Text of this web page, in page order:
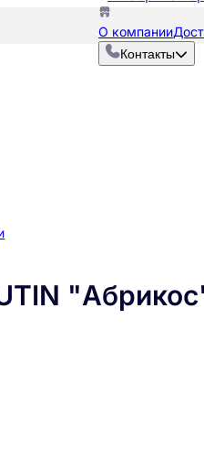
О компании
Контакты